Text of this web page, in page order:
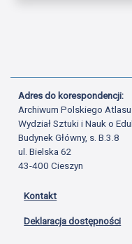
Adres do korespondencji:
Archiwum Polskiego
Wydział Sztuki i Nauk o
Budynek Główny, s. B.3.8
ul. Bielska 62
43-400 Cieszyn
Kontakt
Deklaracja dostępności